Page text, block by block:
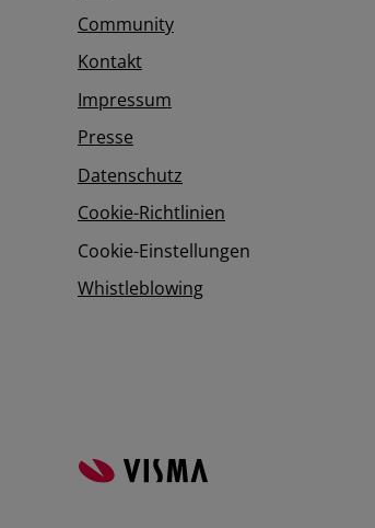
Community
Kontakt
Impressum
Presse
Datenschutz
Cookie-Richtlinien
Cookie-Einstellungen
Whistleblowing